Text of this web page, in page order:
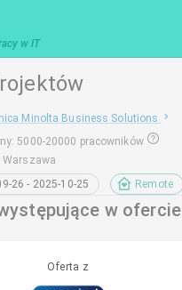
w IT
Minolta Business Solutions
: 5000-20000 pracowników
Warszawa
26 - 2025-10-25
Remote
w ofercie
Oferta z